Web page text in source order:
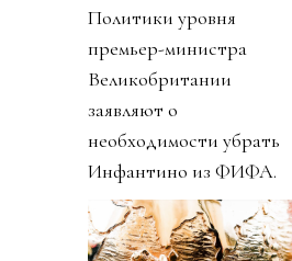
Политики уровня
премьер-министра
Великобритании
заявляют о
необходимости убрать
Инфантино из ФИФА.